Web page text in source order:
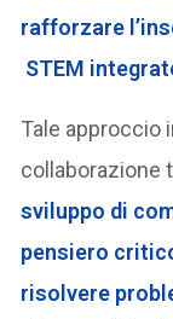
rafforzare
STEM
Tale approccio
collaborazione
sviluppo di
pensiero
risolvere